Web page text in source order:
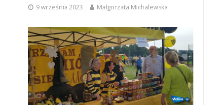
9 września 2023 Małgorzata Michalewska